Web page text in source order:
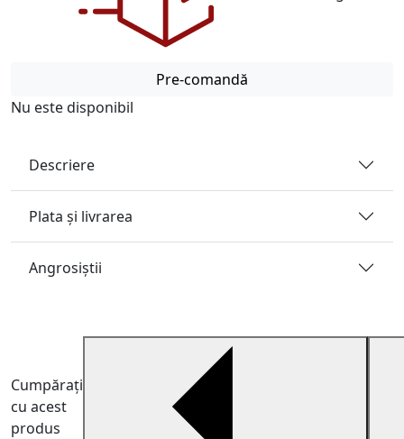
Pre-comandă
Nu este disponibil
Descriere
Plata și livrarea
Angrosiştii
Cumpărați
cu acest
produs